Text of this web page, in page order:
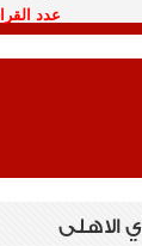
عدد
الاهلى